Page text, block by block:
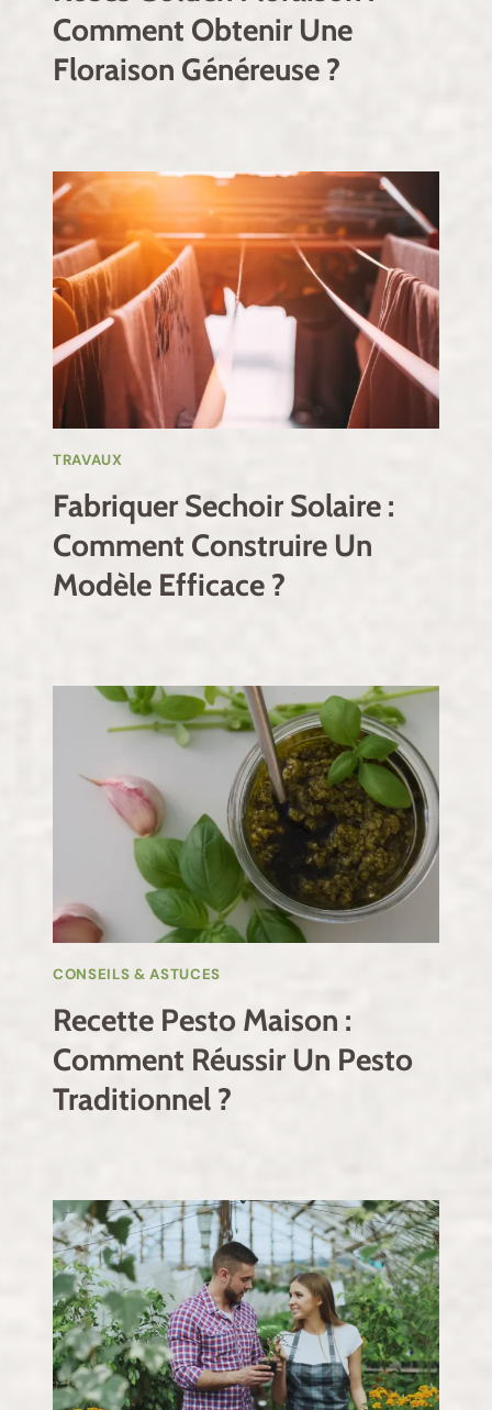
Comment Obtenir Une
Floraison Généreuse ?
TRAVAUX
Fabriquer Sechoir Solaire :
Comment Construire Un
Modèle Efficace ?
CONSEILS & ASTUCES
Recette Pesto Maison :
Comment Réussir Un Pesto
Traditionnel ?